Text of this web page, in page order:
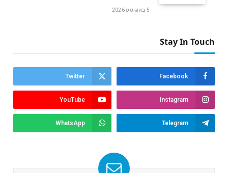
5 באוגוסט 2026
Stay In Touch
Facebook
Twitter
Instagram
YouTube
Telegram
WhatsApp